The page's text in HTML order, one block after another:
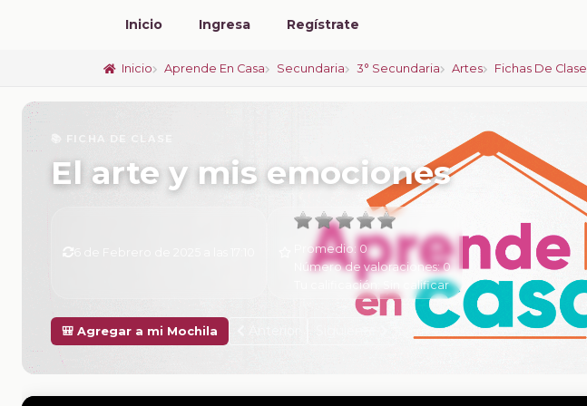
Inicio Ingresa Regístrate
Inicio Aprende En Casa Secundaria 3° Secundaria Artes Fichas De Clase
📚 FICHA DE CLASE
El arte y mis emociones
Promedio: 0
Número de valoraciones:0
Tu calificación:
Sin calificar
🎒 Agregar a mi Mochila